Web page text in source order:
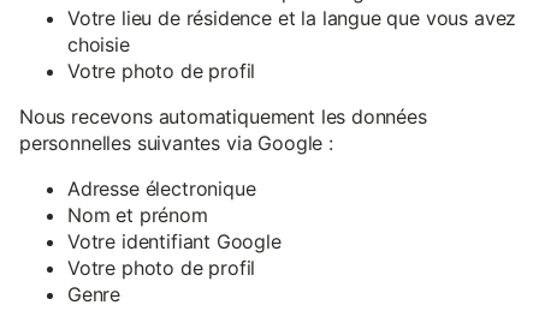
Votre lieu de résidence et la langue que vous avez
choisie
Votre photo de profil
Nous recevons automatiquement les données
personnelles suivantes via Google :
Adresse électronique
Nom et prénom
Votre identifiant Google
Votre photo de profil
Genre